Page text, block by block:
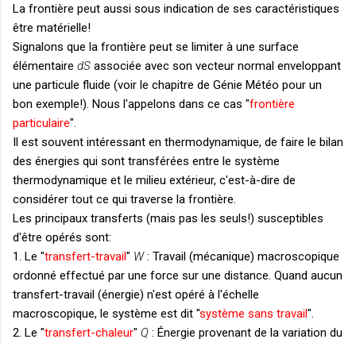
La frontière peut aussi sous indication de ses caractéristiques
être matérielle!
Signalons que la frontière peut se limiter à une surface
élémentaire dS associée avec son vecteur normal enveloppant
une particule fluide (voir le chapitre de Génie Météo pour un
bon exemple!). Nous l'appelons dans ce cas "frontière
particulaire".
Il est souvent intéressant en thermodynamique, de faire le bilan
des énergies qui sont transférées entre le système
thermodynamique et le milieu extérieur, c'est-à-dire de
considérer tout ce qui traverse la frontière.
Les principaux transferts (mais pas les seuls!) susceptibles
d'être opérés sont:
1. Le "transfert-travail" W: Travail (mécanique) macroscopique
ordonné effectué par une force sur une distance. Quand aucun
transfert-travail (énergie) n'est opéré à l'échelle
macroscopique, le système est dit "système sans travail".
2. Le "transfert-chaleur" Q : Énergie provenant de la variation du